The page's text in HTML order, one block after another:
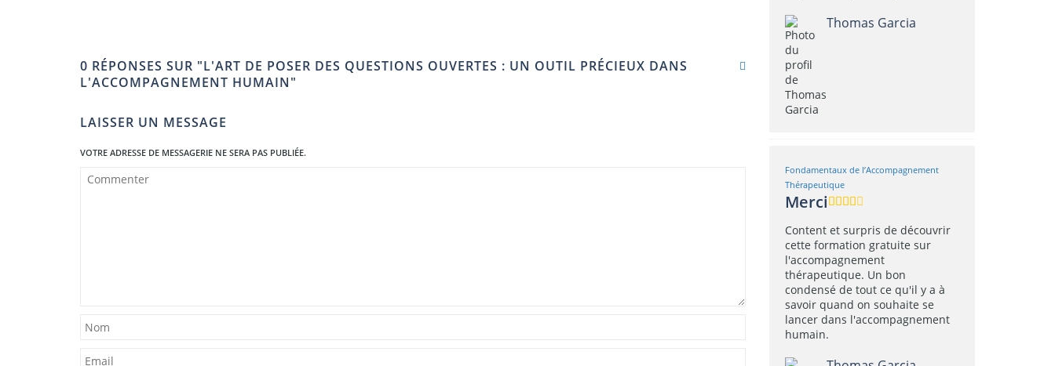
0 RÉPONSES SUR "L'ART DE POSER DES QUESTIONS OUVERTES : UN OUTIL PRÉCIEUX DANS
L'ACCOMPAGNEMENT HUMAIN"
LAISSER UN MESSAGE
VOTRE ADRESSE DE MESSAGERIE NE SERA PAS PUBLIÉE.
Thomas Garcia
Fondamentaux de l’Accompagnement
Thérapeutique
Merci
Content et surpris de découvrir
cette formation gratuite sur
l'accompagnement
thérapeutique. Un bon
condensé de tout ce qu'il y a à
savoir quand on souhaite se
lancer dans l'accompagnement
humain.